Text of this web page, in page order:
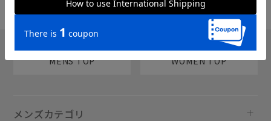
MENS TOP WOMEN TOP
メンズカテゴリ